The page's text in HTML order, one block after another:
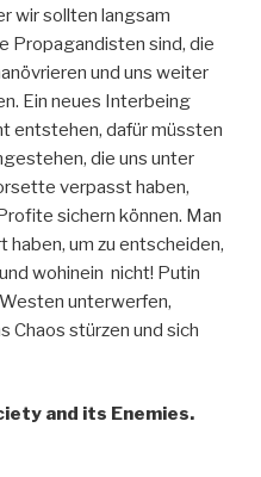
wir sollten langsam
Propagandisten sind, die
und uns weiter
Ein neues Interbeing
entstehen, dafür müssten
die uns unter
verpasst haben,
sichern können. Man
um zu entscheiden,
wohinein nicht! Putin
unterwerfen,
Chaos stürzen und sich
and its Enemies.